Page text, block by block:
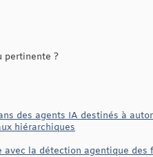
pertinente ?
des agents IA destinés à
hiérarchiques
la détection agentique